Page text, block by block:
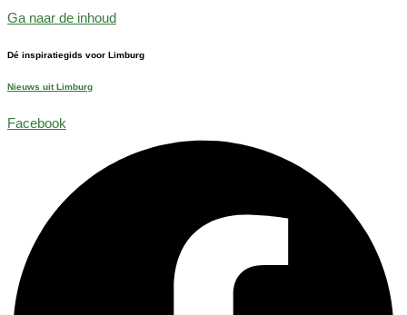
Ga naar de inhoud
Dé inspiratiegids voor Limburg
Nieuws uit Limburg
Facebook